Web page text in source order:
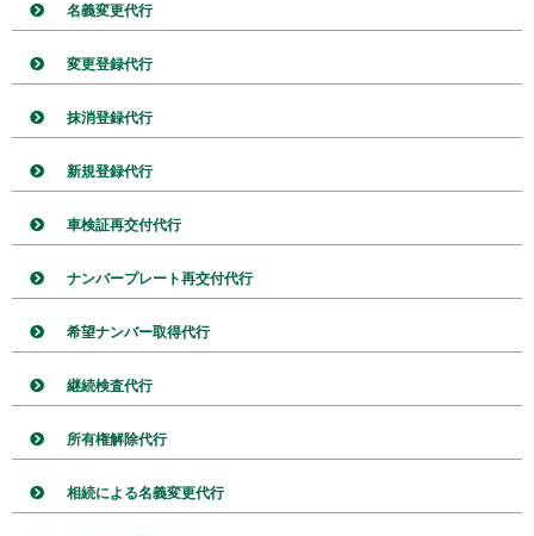
名義変更代行
変更登録代行
抹消登録代行
新規登録代行
車検証再交付代行
ナンバープレート再交付代行
希望ナンバー取得代行
継続検査代行
所有権解除代行
相続による名義変更代行